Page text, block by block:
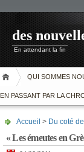
des
En attendant la fin
QUI SOMMES
EN PASSANT PAR LA
Accueil > Du coté
« Les émeutes en